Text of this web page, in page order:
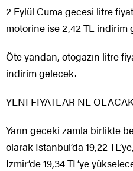
2 Eylül Cuma gecesi litre
motorine ise 2,42 TL indirim
Öte yandan, otogazın litre
indirim gelecek.
YENİ FİYATLAR NE
Yarın geceki zamla birlikte
olarak İstanbul’da 19,22
İzmir’de 19,34 TL’ye